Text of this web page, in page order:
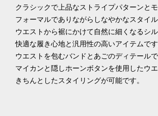
クラシックで上品なストライプパターンと
フォーマルでありながらしなやかなスタイ
ウエストから裾にかけて自然に細くなるシ
快適な履き心地と汎用性の高いアイテムです
ウエストを包むバンドとあごのディテール
マイカンと隠しホーンボタンを使用したウ
きちんとしたスタイリングが可能です。